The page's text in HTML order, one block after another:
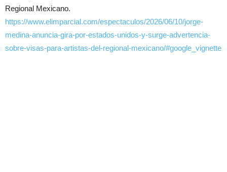
Regional Mexicano.
https://www.elimparcial.com/espectaculos/2026/06/10/jorge-
medina-anuncia-gira-por-estados-unidos-y-surge-advertencia-
sobre-visas-para-artistas-del-regional-mexicano/#google_vignette